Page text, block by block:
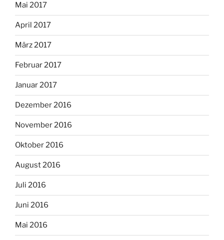
Mai 2017
April 2017
März 2017
Februar 2017
Januar 2017
Dezember 2016
November 2016
Oktober 2016
August 2016
Juli 2016
Juni 2016
Mai 2016